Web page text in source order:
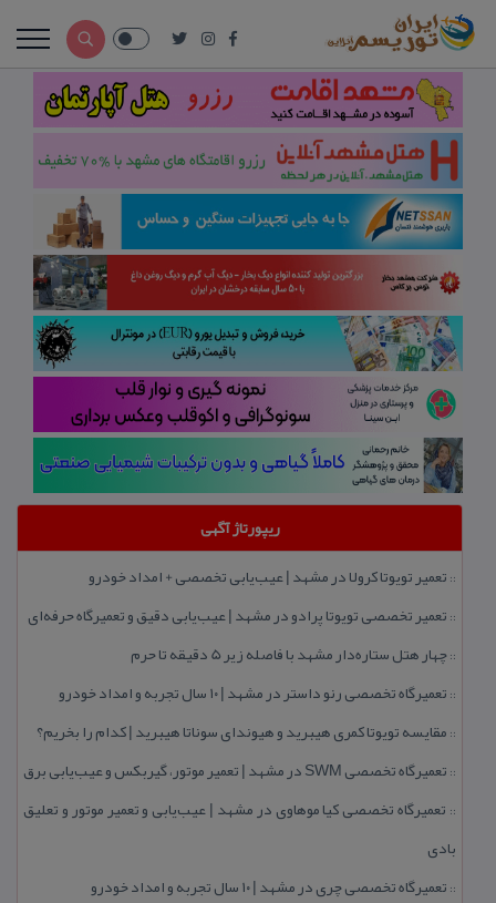
ریپورتاژ آگهی
:: تعمیر تویوتا كرولا در مشهد | عیب‌یابی تخصصی + امداد خودرو
:: تعمیر تخصصی تویوتا پرادو در مشهد | عیب‌یابی دقیق و تعمیرگاه حرفه‌ای
::چهار هتل‌ ستاره‌دار مشهد با فاصله زیر 5 دقیقه تا حرم
:: تعمیرگاه تخصصی رنو داستر در مشهد | ۱۰ سال تجربه و امداد خودرو
:: مقایسه تویوتا كمری هیبرید و هیوندای سوناتا هیبرید | كدام را بخریم؟
:: تعمیرگاه تخصصی SWM در مشهد | تعمیر موتور، گیربكس و عیب‌یابی برق
:: تعمیرگاه تخصصی كیا موهاوی در مشهد | عیب‌یابی و تعمیر موتور و تعلیق
بادی
:: تعمیرگاه تخصصی چری در مشهد | ۱۰ سال تجربه و امداد خودرو